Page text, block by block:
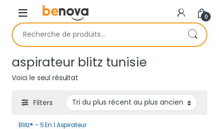
Skip to navigation
Skip to content
0
Recherche pour :
aspirateur blitz tunisie
Voici le seul résultat
Filters
Blitz® – 5 En 1 Aspirateur